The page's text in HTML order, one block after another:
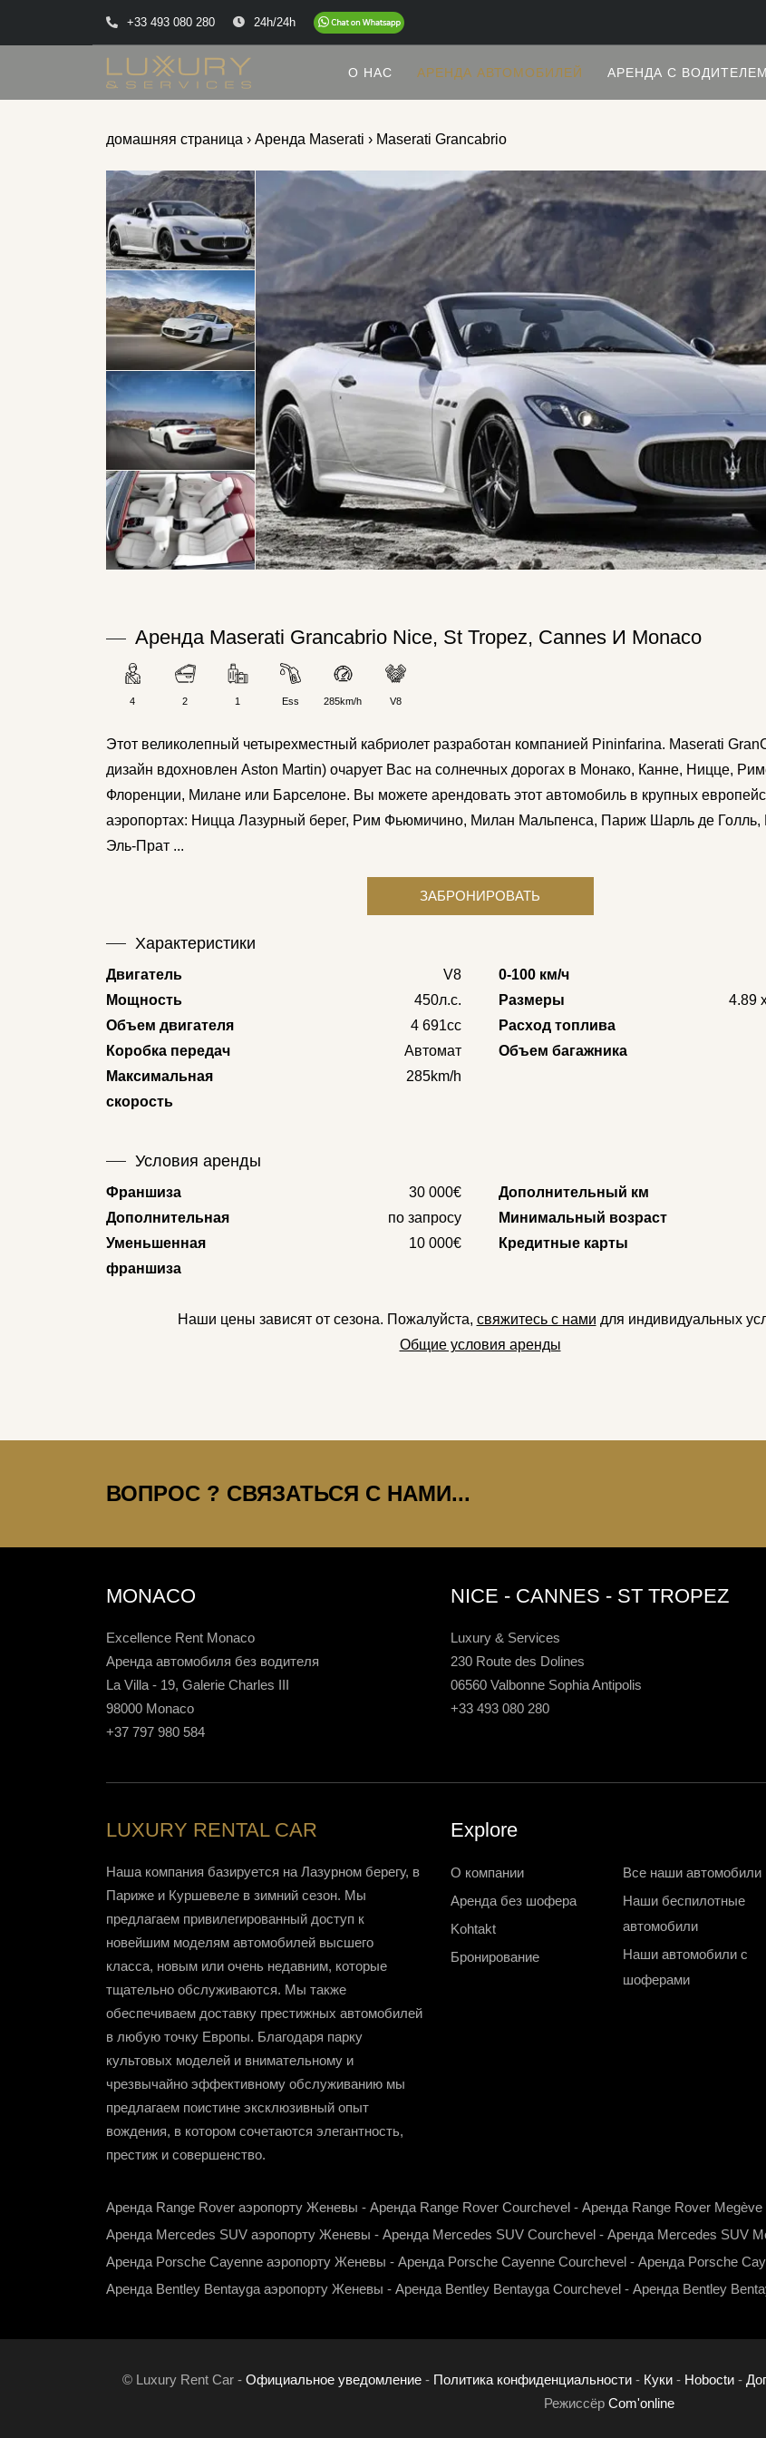
+33 493 080 280 24h/24h
О НАС АРЕНДА АВТОМОБИЛЕЙ АРЕНДА С ВОДИТЕЛЕМ
домашняя страница › Аренда Maserati › Maserati Grancabrio
Аренда Maserati Grancabrio Nice, St Tropez, Cannes И Monaco
4 2 1 Ess 285km/h V8
Этот великолепный четырехместный кабриолет разработан компанией Pininfarina. Maserati
дизайн вдохновлен Aston Martin) очарует Вас на солнечных дорогах в Монако, Канне, Ницце,
Флоренции, Милане или Барселоне. Вы можете арендовать этот автомобиль в крупных
аэропортах: Ницца Лазурный берег, Рим Фьюмичино, Милан Мальпенса, Париж Шарль де Голль,
Эль-Прат ...
Характеристики
Двигатель
V8
Мощность
450л.с.
Объем двигателя
4 691cc
Коробка передач
Автомат
Максимальная
скорость
285km/h
0-100 км/ч
Размеры
4.89
Расход топлива
Объем багажника
Условия аренды
Франшиза
30 000€
Дополнительная
по запросу
Уменьшенная
франшиза
10 000€
Дополнительный км
Минимальный возраст
Кредитные карты
Наши цены зависят от сезона. Пожалуйста, свяжитесь с нами для индивидуальных
Общие условия аренды
ВОПРОС ? СВЯЗАТЬСЯ С НАМИ...
MONACO
Excellence Rent Monaco
Аренда автомобиля без водителя
La Villa - 19, Galerie Charles III
98000 Monaco
+37 797 980 584
NICE - CANNES - ST TROPEZ
Luxury & Services
230 Route des Dolines
06560 Valbonne Sophia Antipolis
+33 493 080 280
LUXURY RENTAL CAR
Наша компания базируется на Лазурном берегу, в
Париже и Куршевеле в зимний сезон. Мы
предлагаем привилегированный доступ к
новейшим моделям автомобилей высшего
класса, новым или очень недавним, которые
тщательно обслуживаются. Мы также
обеспечиваем доставку престижных автомобилей
в любую точку Европы. Благодаря парку
культовых моделей и внимательному и
чрезвычайно эффективному обслуживанию мы
предлагаем поистине эксклюзивный опыт
вождения, в котором сочетаются элегантность,
престиж и совершенство.
Explore
О компании
Аренда без шофера
Kohtakt
Бронирование
Все наши автомобили
Наши беспилотные
автомобили
Наши автомобили с
шоферами
Аренда Range Rover аэропорту Женевы - Аренда Range Rover Courchevel - Аренда Range Rover Megève
Аренда Mercedes SUV аэропорту Женевы - Аренда Mercedes SUV Courchevel - Аренда Mercedes SUV
Аренда Porsche Cayenne аэропорту Женевы - Аренда Porsche Cayenne Courchevel - Аренда Porsche
Аренда Bentley Bentayga аэропорту Женевы - Аренда Bentley Bentayga Courchevel - Аренда Bentley
© Luxury Rent Car - Официальное уведомление- Политика конфиденциальности- Куки- Нoboctи-
Режиссёр Com'online